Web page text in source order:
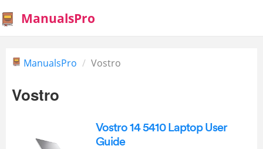
ManualsPro
ManualsPro Vostro
Vostro
Vostro 14 5410 Laptop User
Guide